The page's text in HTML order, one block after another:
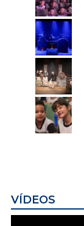
VÍDEOS